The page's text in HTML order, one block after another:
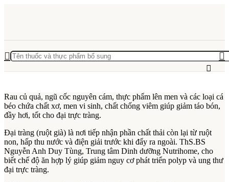
Rau củ quả, ngũ cốc nguyên cám, thực phẩm lên men và các loại cá
béo chứa chất xơ, men vi sinh, chất chống viêm giúp giảm táo bón,
đầy hơi, tốt cho đại trực tràng.
Đại tràng (ruột già) là nơi tiếp nhận phần chất thải còn lại từ ruột
non, hấp thu nước và điện giải trước khi đẩy ra ngoài. ThS.BS
Nguyễn Anh Duy Tùng, Trung tâm Dinh dưỡng Nutrihome, cho
biết chế độ ăn hợp lý giúp giảm nguy cơ phát triển polyp và ung thư
đại trực tràng.